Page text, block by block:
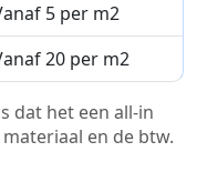
5 per m2
20 per m2
dat het een all-in
en de btw.